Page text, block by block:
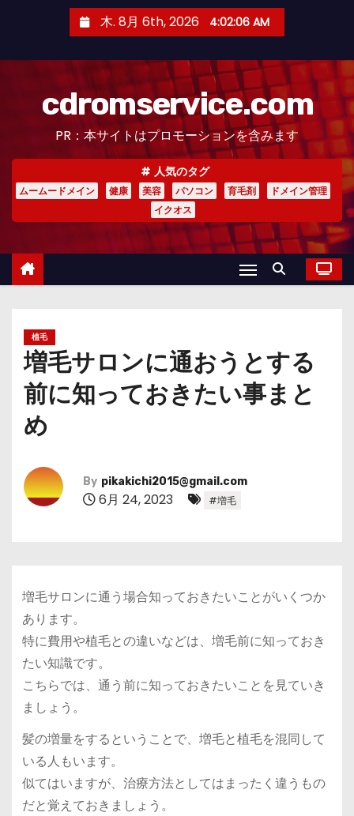
木. 8月 6th, 2026 4:02:07 AM
cdromservice.com
PR：本サイトはプロモーションを含みます
人気のタグ
ムームードメイン 健康 美容 パソコン 育毛剤
ドメイン管理
イクオス
植毛
増毛サロンに通おうとする
前に知っておきたい事まと
め
By pikakichi2015@gmail.com
6月 24, 2023 #増毛
増毛サロンに通う場合知っておきたいことがいくつか
あります。
特に費用や植毛との違いなどは、増毛前に知っておき
たい知識です。
こちらでは、通う前に知っておきたいことを見ていき
ましょう。
髪の増量をするということで、増毛と植毛を混同して
いる人もいます。
似てはいますが、治療方法としてはまったく違うもの
だと覚えておきましょう。